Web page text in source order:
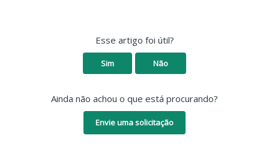
Esse artigo foi útil?
Sim Não
Ainda não achou o que está procurando?
Envie uma solicitação